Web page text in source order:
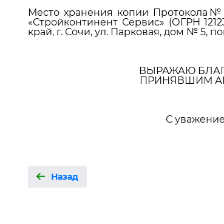
Место хранения копии Протокола№
«Стройконтинент Сервис» (ОГРН
край, г. Сочи, ул. Парковая, дом № 5,
ВЫРАЖАЮ
ПРИНЯВШИМ
С
Назад